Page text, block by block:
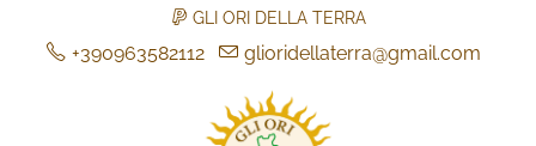
GLI ORI DELLA TERRA
+390963582112
glioridellaterra@gmail.com